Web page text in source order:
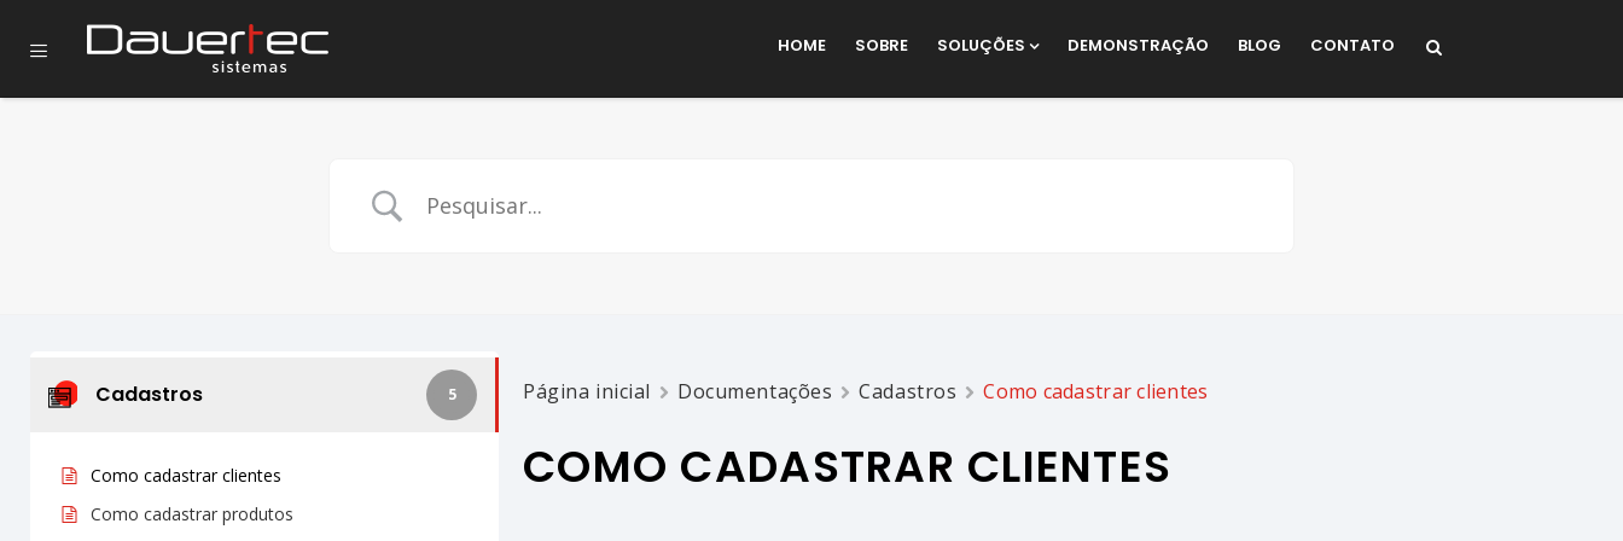
HOME SOBRE SOLUÇÕES DEMONSTRAÇÃO BLOG CONTATO
Cadastros 5
Como cadastrar clientes
Como cadastrar produtos
Página inicial Documentações Cadastros Como cadastrar clientes
COMO CADASTRAR CLIENTES